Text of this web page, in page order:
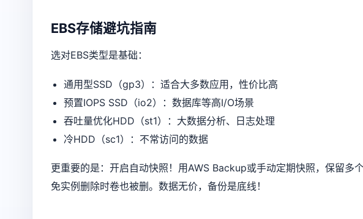
EBS存储避坑指南
选对EBS类型是基础：
通用型SSD（gp3）：适合大多数应用，性价比高
预置IOPS SSD（io2）：数据库等高I/O场景
吞吐量优化HDD（st1）：大数据分析、日志处理
冷HDD（sc1）：不常访问的数据
更重要的是：开启自动快照！用AWS Backup或手动定期快照，保留多
免实例删除时卷也被删。数据无价，备份是底线！